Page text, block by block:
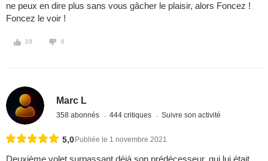
ne peux en dire plus sans vous gâcher le plaisir, alors Foncez !
Foncez le voir !
23 0
Marc L
358 abonnés 444 critiques Suivre son activité
5,0 Publiée le 1 novembre 2021